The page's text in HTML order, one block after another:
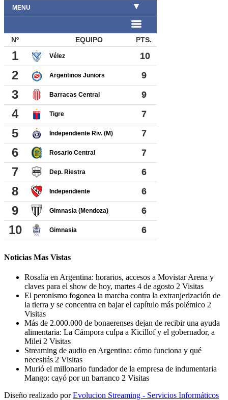
Noticias Mas Vistas
Rosalía en Argentina: horarios, accesos a Movistar Arena y
claves para el show de hoy, martes 4 de agosto 2 Visitas
El peronismo fogonea la marcha contra la extranjerización de
la tierra y se concentra en bajar el capítulo más polémico 2
Visitas
Más de 2.000.000 de bonaerenses dejan de recibir una ayuda
alimentaria: La Cámpora culpa a Kicillof y el gobernador, a
Milei 2 Visitas
Streaming de audio en Argentina: cómo funciona y qué
necesitás 2 Visitas
Murió el millonario fundador de la empresa de indumentaria
Mango: cayó por un barranco 2 Visitas
Diseño realizado porEvolucion Streaming - Servicios Informáticos